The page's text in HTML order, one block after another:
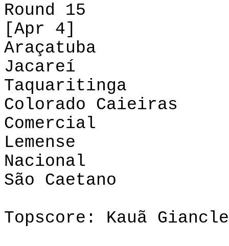
Round 15
[Apr 4]
Araçatuba -
Jacareí -
Colorado
Comercial
Lemense -
Nacional -
São Caetano
Topscore: Kauã